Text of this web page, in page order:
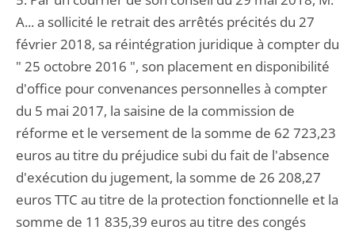
A... a sollicité le retrait des arrêtés précités du 27
février 2018, sa réintégration juridique à compter du
" 25 octobre 2016 ", son placement en disponibilité
d'office pour convenances personnelles à compter
du 5 mai 2017, la saisine de la commission de
réforme et le versement de la somme de 62 723,23
euros au titre du préjudice subi du fait de l'absence
d'exécution du jugement, la somme de 26 208,27
euros TTC au titre de la protection fonctionnelle et la
somme de 11 835,39 euros au titre des congés